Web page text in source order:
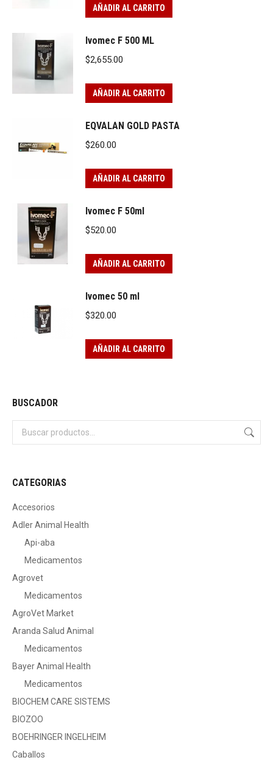
AÑADIR AL CARRITO
Ivomec F 500 ML
$2,655.00
AÑADIR AL CARRITO
EQVALAN GOLD PASTA
$260.00
AÑADIR AL CARRITO
Ivomec F 50ml
$520.00
AÑADIR AL CARRITO
Ivomec 50 ml
$320.00
AÑADIR AL CARRITO
BUSCADOR
CATEGORIAS
Accesorios
Adler Animal Health
Api-aba
Medicamentos
Agrovet
Medicamentos
AgroVet Market
Aranda Salud Animal
Medicamentos
Bayer Animal Health
Medicamentos
BIOCHEM CARE SISTEMS
BIOZOO
BOEHRINGER INGELHEIM
Caballos